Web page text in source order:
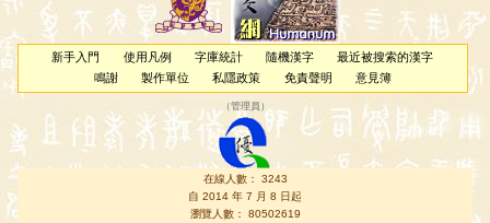
新手入門 使用凡例 字庫統計 隨機漢字
最近被搜索的漢字
鳴謝
製作單位 私隱政策 免責聲明 意見簿
（管理員 ）
在線人數： 3243
自 2014 年 7 月 8 日起
瀏覽人數： 80502619